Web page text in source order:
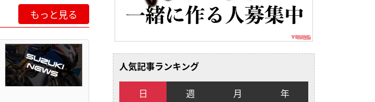
もっと見る
人気記事ランキング
日 週 月 年